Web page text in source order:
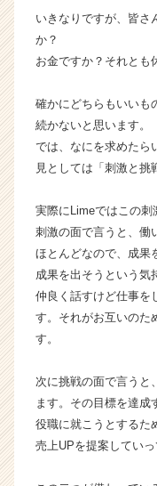
ウ
届
就
サ
イ
ア
キ
ャ
リ
ア
r
C
a
r
いきなりですが、皆さ
か？
お金ですか？それとも
確かにどちらもいいも
続かないと思います。
では、なにを求めたら
見としては「刺激と挑
実際にLimeではこの刺
刺激の面で言うと、働
ほとんどなので、成果
成果を出そうという気
仲良く話すけど仕事を
す。それがお互いのた
す。
次に挑戦の面で言うと
ます。その目標を達
役職に就こうとするた
売上UPを提案していっ